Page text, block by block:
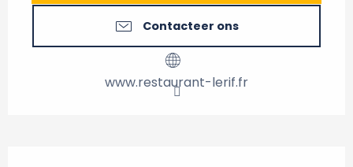
Contacteer ons
www.restaurant-lerif.fr